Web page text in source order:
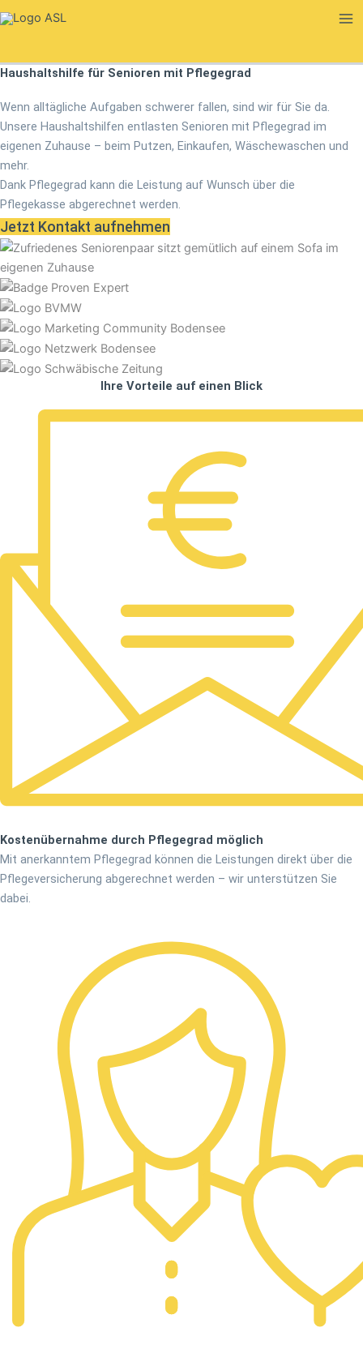
Zum
Inhalt
Haushaltshilfe für Senioren mit Pflegegrad
Wenn alltägliche Aufgaben schwerer fallen, sind wir für Sie da.
Unsere Haushaltshilfen entlasten Senioren mit Pflegegrad im
eigenen Zuhause – beim Putzen, Einkaufen, Wäschewaschen und
mehr.
Dank Pflegegrad kann die Leistung auf Wunsch über die
Pflegekasse abgerechnet werden.
Jetzt Kontakt aufnehmen
Ihre Vorteile auf einen Blick
Kostenübernahme durch Pflegegrad möglich
Mit anerkanntem Pflegegrad können die Leistungen direkt über die
Pflegeversicherung abgerechnet werden – wir unterstützen Sie
dabei.